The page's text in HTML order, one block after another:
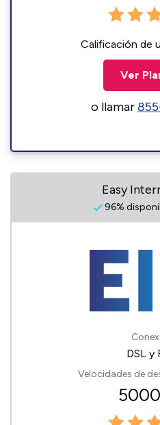
Calificación de
Ver
o llamar
Easy
96%
DSL y
Velocidades de
5000